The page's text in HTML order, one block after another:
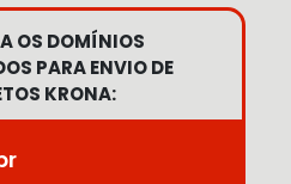
OS DOMÍNIOS
PARA ENVIO DE
KRONA: